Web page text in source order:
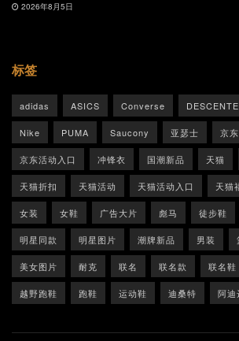
2026年8月5日
标签
adidas ASICS Converse DESCENTE
Nike PUMA Saucony 亚瑟士 京东
京东活动入口 冲锋衣 国潮新品 天猫
天猫折扣 天猫活动 天猫活动入口 天猫
女装 女鞋 广告大片 彪马 徒步鞋
明星同款 明星图片 潮牌新品 男装
美女图片 耐克 联名 联名款 联名鞋
越野跑鞋 跑鞋 运动鞋 迪桑特 阿迪